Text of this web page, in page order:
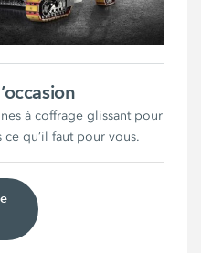
à coffrage glissant pour
qu’il faut pour vous.